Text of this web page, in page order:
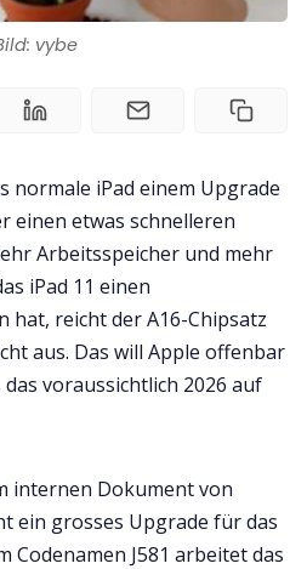
vybe
normale iPad einem Upgrade
einen etwas schnelleren
Arbeitsspeicher und mehr
iPad 11 einen
hat, reicht der A16-Chipsatz
aus. Das will Apple offenbar
voraussichtlich 2026 auf
internen Dokument von
ein grosses Upgrade für das
Codenamen J581 arbeitet das